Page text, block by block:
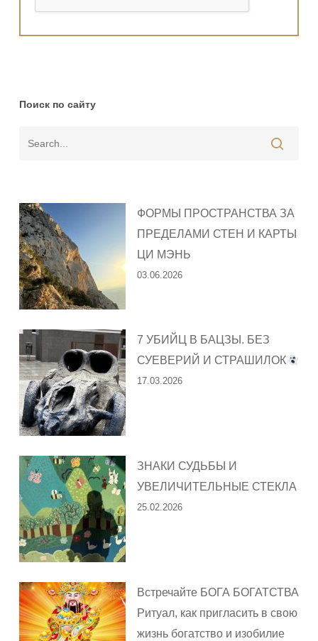
Поиск по сайту
ФОРМЫ ПРОСТРАНСТВА ЗА
ПРЕДЕЛАМИ СТЕН И КАРТЫ
ЦИ МЭНЬ
03.06.2026
7 УБИЙЦ В БАЦЗЫ. БЕЗ
СУЕВЕРИЙ И СТРАШИЛОК
17.03.2026
ЗНАКИ СУДЬБЫ И
УВЕЛИЧИТЕЛЬНЫЕ СТЕКЛА
25.02.2026
Встречайте БОГА БОГАТСТВА
Ритуал, как пригласить в свою
жизнь богатство и изобилие